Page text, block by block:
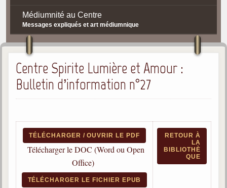
Médiumnité au Centre
Messages expliqués et art médiumnique
Contact / Accès
Plan d'accès
Spiritisme
Les bases du spiritisme
Historique
La doctrine d'Allan Kardec
Centre Spirite Lumière et Amour :
Bulletin d’information n°27
TÉLÉCHARGER / OUVRIR LE PDF
Télécharger le DOC (Word ou Open
Office)
TÉLÉCHARGER LE FICHIER EPUB
RETOUR À
LA
BIBLIOTHÈ
QUE